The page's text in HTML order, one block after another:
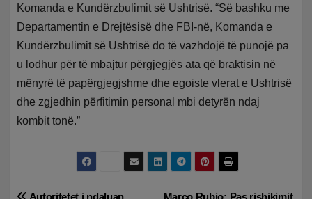
Komanda e Kundërzbulimit së Ushtrisë. “Së bashku me
Departamentin e Drejtësisë dhe FBI-në, Komanda e
Kundërzbulimit së Ushtrisë do të vazhdojë të punojë pa
u lodhur për të mbajtur përgjegjës ata që braktisin në
mënyrë të papërgjegjshme dhe egoiste vlerat e Ushtrisë
dhe zgjedhin përfitimin personal mbi detyrën ndaj
kombit tonë.”